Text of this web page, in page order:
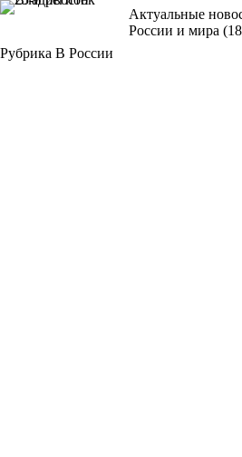
Перейти
Актуальные
России и мира
Рубрика В России